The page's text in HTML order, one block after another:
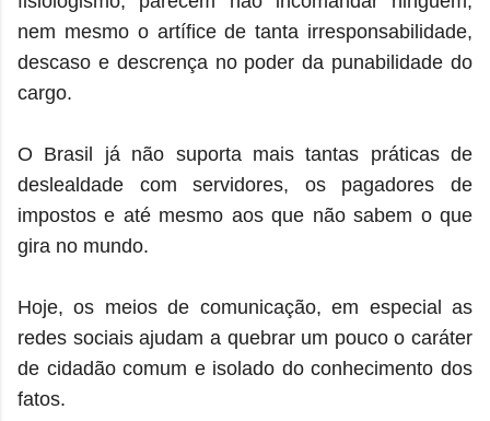
nem mesmo o artífice de tanta irresponsabilidade,
descaso e descrença no poder da punabilidade do
cargo.
O Brasil já não suporta mais tantas práticas de
deslealdade com servidores, os pagadores de
impostos e até mesmo aos que não sabem o que
gira no mundo.
Hoje, os meios de comunicação, em especial as
redes sociais ajudam a quebrar um pouco o caráter
de cidadão comum e isolado do conhecimento dos
fatos.